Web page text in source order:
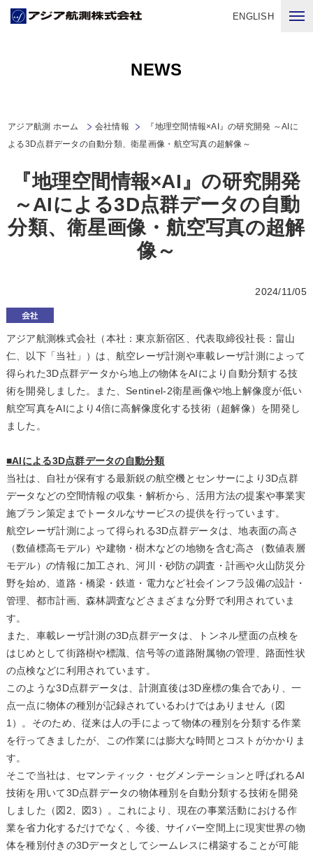
ENGLISH
NEWS
アジア航測 ホーム 会社情報
『地理空間情報×AI』の研究開発 ～AIに
よる3D点群データの自動分類、衛星画像・航空写真の超解像～
『地理空間情報×AI』の研究開発
～AIによる3D点群データの自動
分類、衛星画像・航空写真の超解
像～
2024/11/05
アジア航測株式会社（本社：東京新宿区、代表取締役社長：畠山
仁、以下「当社」）は、航空レーザ計測や車載レーザ計測によって
得られた3D点群データから地上の物体をAIにより自動分類する技
術を開発しました。また、Sentinel-2衛星画像や地上解像度が低い
航空写真をAIにより4倍に高解像度化する技術（超解像）を開発し
ました。
■AIによる3D点群データの自動分類
当社は、自社が保有する最新鋭の航空機とセンサーにより3D点群
データなどの空間情報の収集・解析から、活用方法の提案や事業実
施プラン策定までトータルなサービスの提供を行っています。
航空レーザ計測によって得られる3D点群データは、地表面の高さ
（数値標高モデル）や建物・樹木などの地物を含む高さ（数値表層
モデル）の情報に加工され、河川・砂防の調査・計画や火山防災分
野を始め、道路・橋梁・鉄道・電力など社会インフラ設備の設計・
管理、都市計画、森林調査などさまざまな分野で利用されていま
す。
また、車載レーザ計測の3D点群データは、トンネル壁面の点検を
はじめとして街路樹や標識、信号等の道路附属物の管理、路面性状
の点検などに利用されています。
このような3D点群データは、計測直後は3D座標の集合であり、一
点一点に物体の種別が記録されているわけではありません（図
1）。そのため、従来は人の手によって物体の種別を分類する作業
を行ってきましたが、この作業には膨大な時間とコストがかかりま
す。
そこで当社は、セマンティック・セグメンテーションと呼ばれるAI
技術を用いて3D点群データの物体種別を自動分類する技術を開発
しました（図2、図3）。これにより、現在の事業活動における作
業を省力化するだけでなく、今後、サイバー空間上に現実世界の物
体を種別付きの3Dデータとしてシームレスに構築することが可能